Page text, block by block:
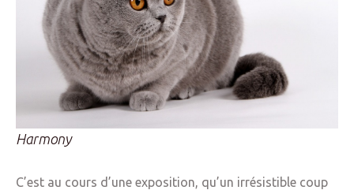
Harmony
C’est au cours d’une exposition, qu’un irrésistible coup